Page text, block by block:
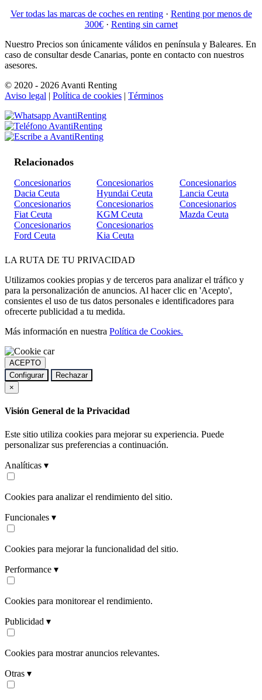
Ver todas las marcas de coches en renting· Renting por menos de
300€· Renting sin carnet
Nuestro Precios son únicamente válidos en península y Baleares. En
caso de consultar desde Canarias, ponte en contacto con nuestros
asesores.
© 2020 - 2026 Avanti Renting
Aviso legal | Política de cookies | Términos
Relacionados
Concesionarios
Dacia Ceuta
Concesionarios
Fiat Ceuta
Concesionarios
Ford Ceuta
Concesionarios
Hyundai Ceuta
Concesionarios
KGM Ceuta
Concesionarios
Kia Ceuta
Concesionarios
Lancia Ceuta
Concesionarios
Mazda Ceuta
LA RUTA DE TU PRIVACIDAD
Utilizamos cookies propias y de terceros para analizar el tráfico y
para la personalización de anuncios. Al hacer clic en 'Acepto',
consientes el uso de tus datos personales e identificadores para
ofrecerte publicidad a tu medida.
Más información en nuestra Política de Cookies.
ACEPTO
Configurar
Rechazar
×
Visión General de la Privacidad
Este sitio utiliza cookies para mejorar su experiencia. Puede
personalizar sus preferencias a continuación.
Analíticas ▾
Cookies para analizar el rendimiento del sitio.
Funcionales ▾
Cookies para mejorar la funcionalidad del sitio.
Performance ▾
Cookies para monitorear el rendimiento.
Publicidad ▾
Cookies para mostrar anuncios relevantes.
Otras ▾